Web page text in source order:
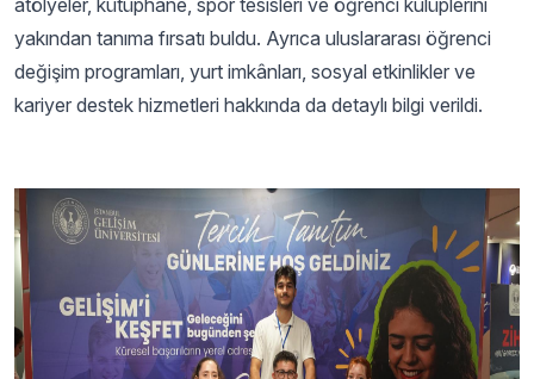
atölyeler, kütüphane, spor tesisleri ve öğrenci kulüplerini
yakından tanıma fırsatı buldu. Ayrıca uluslararası öğrenci
değişim programları, yurt imkânları, sosyal etkinlikler ve
kariyer destek hizmetleri hakkında da detaylı bilgi verildi.